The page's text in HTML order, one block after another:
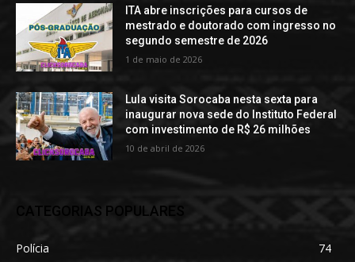
ITA abre inscrições para cursos de
mestrado e doutorado com ingresso no
segundo semestre de 2026
1 de maio de 2026
Lula visita Sorocaba nesta sexta para
inaugurar nova sede do Instituto Federal
com investimento de R$ 26 milhões
10 de abril de 2026
CATEGORIAS POPULARES
Polícia
74